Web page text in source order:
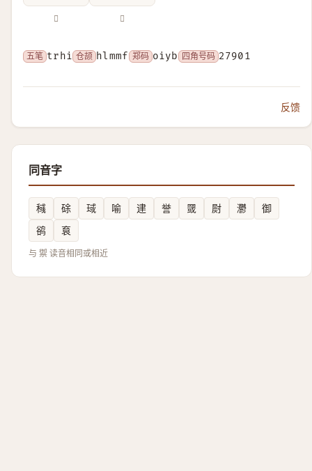
𤎇 𧗻
五笔 trhi 仓颉 hlmmf 郑码 oiyb 四角号码 27901
反馈
同音字
稶 硢 琙 喻 䢖 誉 䍞 㷉 灪
御
鹆
袬
与 禦 读音相同或相近